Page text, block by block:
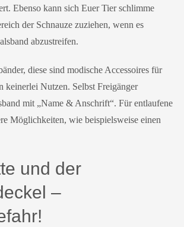
Ebenso kann sich Euer Tier schlimme
der Schnauze zuziehen, wenn es
abzustreifen.
diese sind modische Accessoires für
keinerlei Nutzen. Selbst Freigänger
mit „Name & Anschrift“. Für entlaufene
Möglichkeiten, wie beispielsweise einen
und der
–